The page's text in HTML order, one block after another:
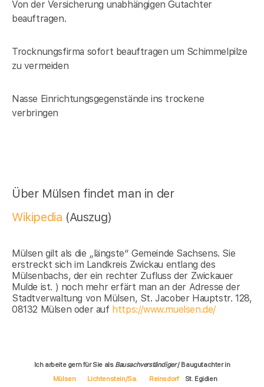
Von der Versicherung unabhängigen Gutachter
beauftragen.
Trocknungsfirma sofort beauftragen um Schimmelpilze
zu vermeiden
Nasse Einrichtungsgegenstände ins trockene
verbringen
Über Mülsen findet man in der
Wikipedia (Auszug)
Mülsen gilt als die „längste“ Gemeinde Sachsens. Sie
erstreckt sich im Landkreis Zwickau entlang des
Mülsenbachs, der ein rechter Zufluss der Zwickauer
Mulde ist. ) noch mehr erfärt man an der Adresse der
Stadtverwaltung von Mülsen, St. Jacober Hauptstr. 128,
08132 Mülsen oder auf https://www.muelsen.de/
Ich arbeite gern für Sie als Bausachverständiger/ Baugutachter in
Mülsen
Lichtenstein/Sa. Reinsdorf St. Egidien